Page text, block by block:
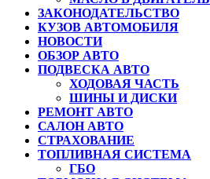
ЗАКОНОДАТЕЛЬСТВО
КУЗОВ АВТОМОБИЛЯ
НОВОСТИ
ОБЗОР АВТО
ПОДВЕСКА АВТО
ХОДОВАЯ ЧАСТЬ
ШИНЫ И ДИСКИ
РЕМОНТ АВТО
САЛОН АВТО
СТРАХОВАНИЕ
ТОПЛИВНАЯ СИСТЕМА
ГБО